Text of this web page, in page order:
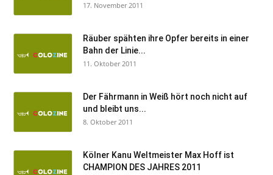
17. November 2011
Räuber spähten ihre Opfer bereits in einer
Bahn der Linie...
11. Oktober 2011
Der Fährmann in Weiß hört noch nicht auf
und bleibt uns...
8. Oktober 2011
Kölner Kanu Weltmeister Max Hoff ist
CHAMPION DES JAHRES 2011